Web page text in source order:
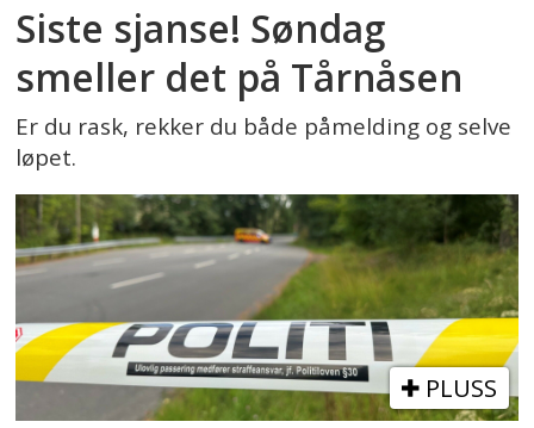
Siste sjanse! Søndag
smeller det på Tårnåsen
Er du rask, rekker du både påmelding og selve
løpet.
PLUSS